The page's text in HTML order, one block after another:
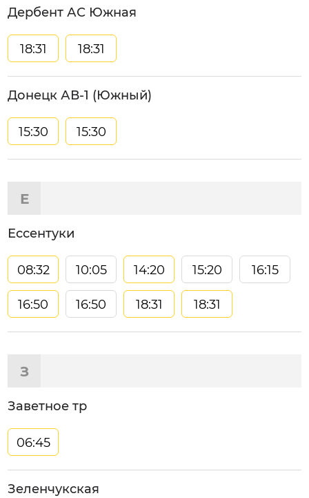
Дербент АС Южная
18:31 18:31
Донецк АВ-1 (Южный)
15:30 15:30
Е
Ессентуки
08:32 10:05 14:20 15:20 16:15
16:50 16:50 18:31 18:31
З
Заветное тр
06:45
Зеленчукская